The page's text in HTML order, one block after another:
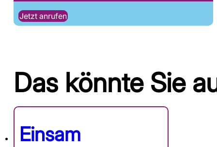
Jetzt anrufen
Das könnte Sie
Einsam